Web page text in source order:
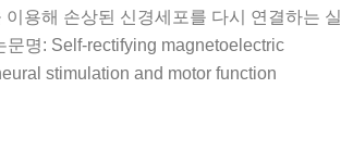
용해 손상된 신경세포를 다시 연결하는 실
문명: Self-rectifying magnetoelectric
stimulation and motor function